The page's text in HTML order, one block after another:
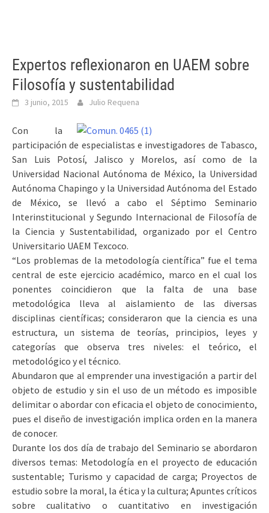
Expertos reflexionaron en UAEM sobre
Filosofía y sustentabilidad
3 junio, 2015 Julio Requena
Con la
participación de especialistas e investigadores de Tabasco,
San Luis Potosí, Jalisco y Morelos, así como de la
Universidad Nacional Autónoma de México, la Universidad
Autónoma Chapingo y la Universidad Autónoma del Estado
de México, se llevó a cabo el Séptimo Seminario
Interinstitucional y Segundo Internacional de Filosofía de
la Ciencia y Sustentabilidad, organizado por el Centro
Universitario UAEM Texcoco.
“Los problemas de la metodología científica” fue el tema
central de este ejercicio académico, marco en el cual los
ponentes coincidieron que la falta de una base
metodológica lleva al aislamiento de las diversas
disciplinas científicas; consideraron que la ciencia es una
estructura, un sistema de teorías, principios, leyes y
categorías que observa tres niveles: el teórico, el
metodológico y el técnico.
Abundaron que al emprender una investigación a partir del
objeto de estudio y sin el uso de un método es imposible
delimitar o abordar con eficacia el objeto de conocimiento,
pues el diseño de investigación implica orden en la manera
de conocer.
Durante los dos día de trabajo del Seminario se abordaron
diversos temas: Metodología en el proyecto de educación
sustentable; Turismo y capacidad de carga; Proyectos de
estudio sobre la moral, la ética y la cultura; Apuntes críticos
sobre cualitativo o cuantitativo en investigación